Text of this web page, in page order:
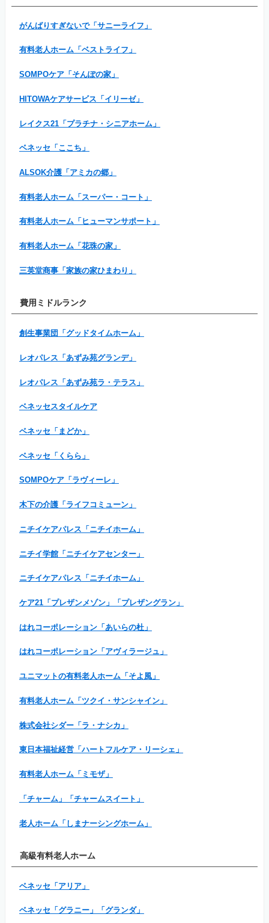
がんばりすぎないで「サニーライフ」
有料老人ホーム「ベストライフ」
SOMPOケア「そんぽの家」
HITOWAケアサービス「イリーゼ」
レイクス21「プラチナ・シニアホーム」
ベネッセ「ここち」
ALSOK介護「アミカの郷」
有料老人ホーム「スーパー・コート」
有料老人ホーム「ヒューマンサポート」
有料老人ホーム「花珠の家」
三英堂商事「家族の家ひまわり」
費用ミドルランク
創生事業団「グッドタイムホーム」
レオパレス「あずみ苑グランデ」
レオパレス「あずみ苑ラ・テラス」
ベネッセスタイルケア
ベネッセ「まどか」
ベネッセ「くらら」
SOMPOケア「ラヴィーレ」
木下の介護「ライフコミューン」
ニチイケアパレス「ニチイホーム」
ニチイ学館「ニチイケアセンター」
ニチイケアパレス「ニチイホーム」
ケア21「プレザンメゾン」「プレザングラン」
はれコーポレーション「あいらの杜」
はれコーポレーション「アヴィラージュ」
ユニマットの有料老人ホーム「そよ風」
有料老人ホーム「ツクイ・サンシャイン」
株式会社シダー「ラ・ナシカ」
東日本福祉経営「ハートフルケア・リーシェ」
有料老人ホーム「ミモザ」
「チャーム」「チャームスイート」
老人ホーム「しまナーシングホーム」
高級有料老人ホーム
ベネッセ「アリア」
ベネッセ「グラニー」「グランダ」